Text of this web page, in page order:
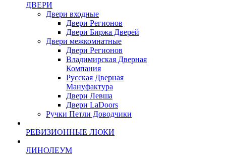
ДВЕРИ
Двери входные
Двери Регионов
Двери Биржа Дверей
Двери межкомнатные
Двери Регионов
Владимирская Дверная
Компания
Русская Дверная
Мануфактура
Двери Левша
Двери LaDoors
Ручки Петли Доводчики
РЕВИЗИОННЫЕ ЛЮКИ
ЛИНОЛЕУМ